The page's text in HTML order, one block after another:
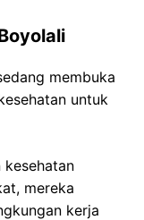
membuka
untuk
kesehatan
mereka
kerja